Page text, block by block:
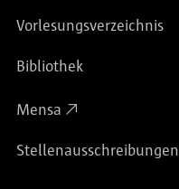
Vorlesungsverzeichnis
Bibliothek
Mensa
Stellenausschreibungen